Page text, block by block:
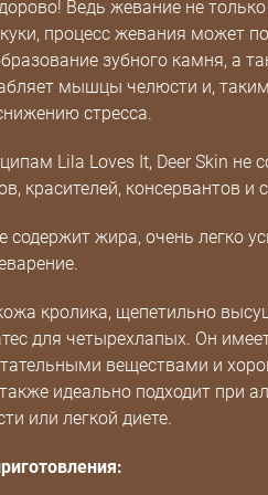
Ведь жевание не
процесс жевания может
зубного камня, а
мышцы челюсти и,
стресса.
Lila Loves It, Deer Skin не
красителей, консервантов и
содержит жира, очень легко
кролика, щепетильно
для четырехлапых. Он
веществами и
идеально подходит при
или легкой диете.